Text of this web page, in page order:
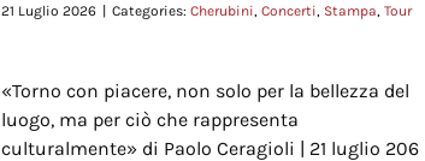
21 Luglio 2026 | Categories: Cherubini Concerti Stampa Tour
«Torno con piacere, non solo per la bellezza del
luogo, ma per ciò che rappresenta
culturalmente» di Paolo Ceragioli | 21 luglio 206